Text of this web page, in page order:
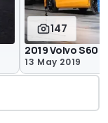
147
2019 Volvo S60
13 May 2019